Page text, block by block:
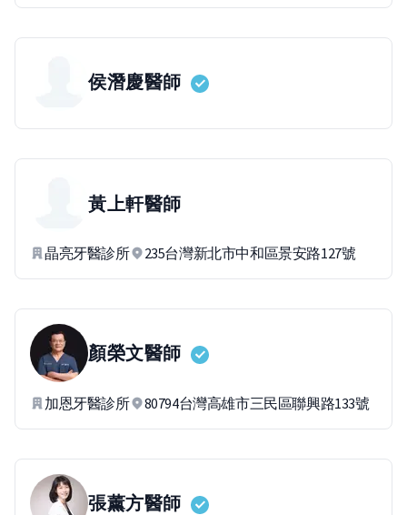
侯潛慶醫師
黃上軒醫師
晶亮牙醫診所 235台灣新北市中和區景安路127號
顏榮文醫師
加恩牙醫診所 80794台灣高雄市三民區聯興路133號
張薰方醫師